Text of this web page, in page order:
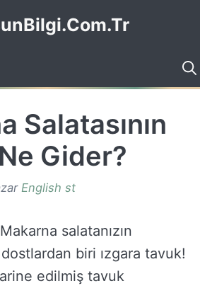
Salatasının
Gider?
English st
Makarna salatanızın
biri ızgara tavuk!
edilmiş tavuk